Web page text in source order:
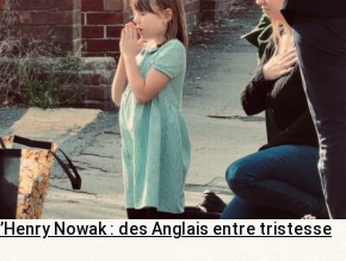
Nowak : des Anglais entre tristesse